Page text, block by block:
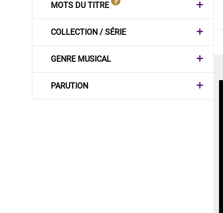
MOTS DU TITRE
COLLECTION / SÉRIE
GENRE MUSICAL
PARUTION